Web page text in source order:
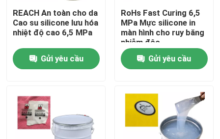
Mực silicone in màn hình
Silicone đúc lỏng
Tất silicone
Mực in truyền nhiệt
REACH An toàn cho da
Cao su silicone lưu hóa
nhiệt độ cao 6,5 MPa
Gửi yêu cầu
RoHs Fast Curing 6,5
MPa Mực silicone in
màn hình cho ruy băng
nhiễm độc
Gửi yêu cầu